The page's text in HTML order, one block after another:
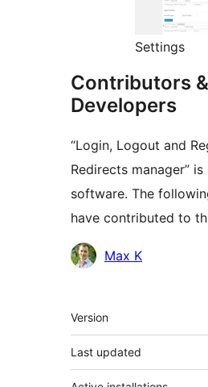
Settings
Contributors &
Developers
“Login, Logout and
Redirects manager”
software. The
have contributed to
Contributors
Max K
Meta
Version
Last updated